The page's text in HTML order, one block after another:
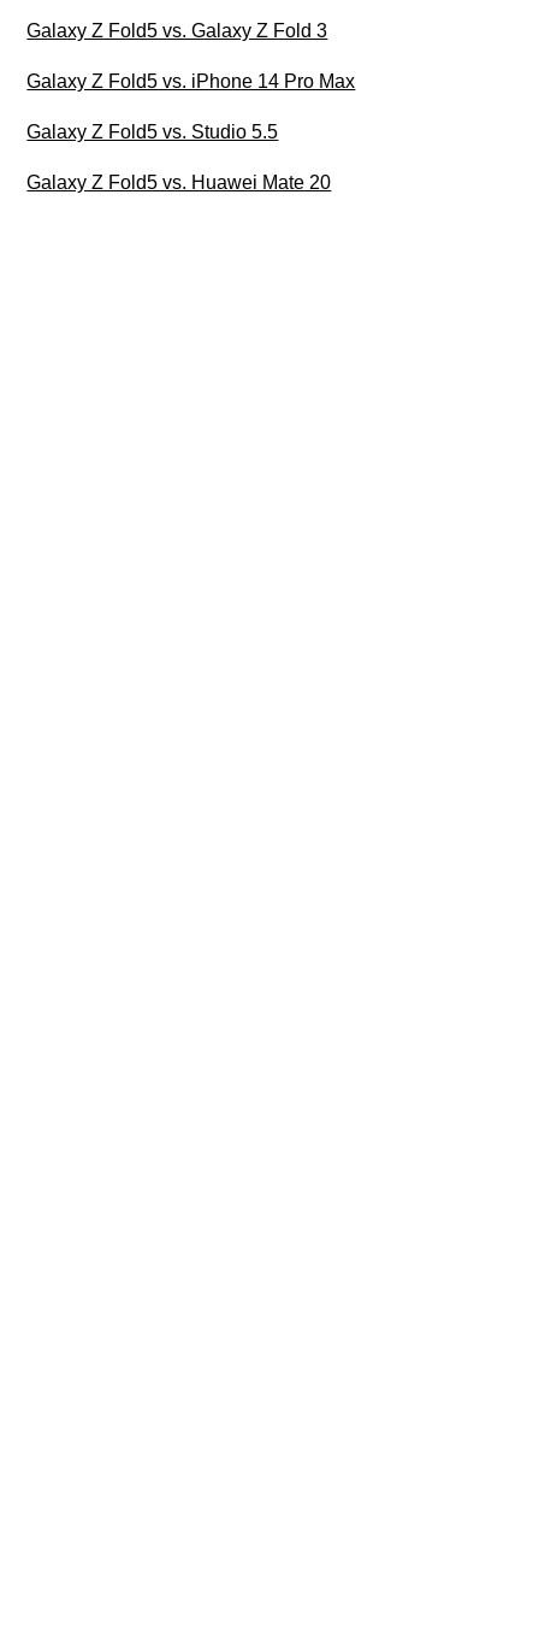
Galaxy Z Fold5 vs. Galaxy Z Fold 3
Galaxy Z Fold5 vs. iPhone 14 Pro Max
Galaxy Z Fold5 vs. Studio 5.5
Galaxy Z Fold5 vs. Huawei Mate 20